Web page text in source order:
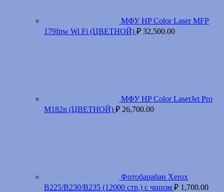
МФУ HP Color Laser MFP
179fnw Wi Fi (ЦВЕТНОЙ) ₽ 32,500.00
МФУ HP Color LaserJet Pro
M182n (ЦВЕТНОЙ) ₽ 26,700.00
Фотобарабан Xerox
B225/B230/B235 (12000 стр.) с чипом ₽ 1,700.00